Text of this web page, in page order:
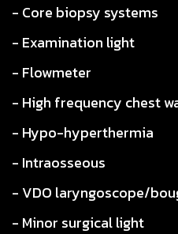
- Core biopsy systems
- Examination light
- Flowmeter
- High frequency chest
- Hypo-hyperthermia
- Intraosseous
- VDO laryngoscope/
- Minor surgical light